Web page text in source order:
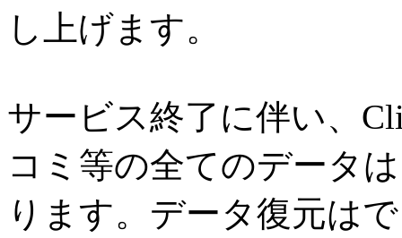
し上げます。
サービス終了に伴い、
コミ等の全てのデータ
ります。データ復元は